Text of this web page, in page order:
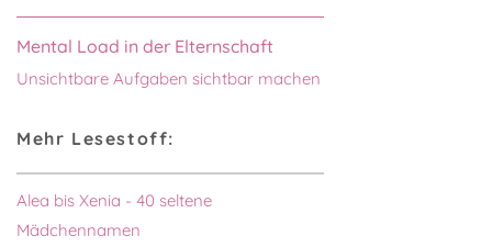
Mental Load in der Elternschaft
Unsichtbare Aufgaben sichtbar machen
Mehr Lesestoff:
Alea bis Xenia - 40 seltene
Mädchennamen